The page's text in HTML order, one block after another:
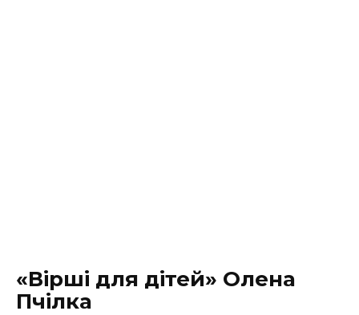
«Вірші для дітей» Олена
Пчілка